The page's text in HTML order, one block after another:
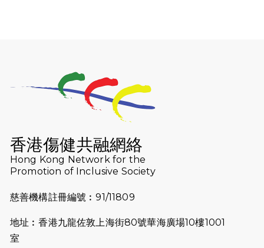
2026-07-23
猛龍長跑隊恆常練習 - 7月23日
（19:00開始）
猛龍長跑隊恆常練習 - 7月16日
2026-07-10
【猛龍戈壁118公里分享暨香港傷健共
融網絡15周年晚宴】
2026-07-09
猛龍長跑隊恆常練習 - 7月9日（19:00
2026-07-02
香港傷健共融網絡
Hong Kong Network for the
Promotion of Inclusive Society
慈善機構註冊編號︰91/11809
地址︰香港九龍佐敦上海街80號華海廣場10樓1001
室